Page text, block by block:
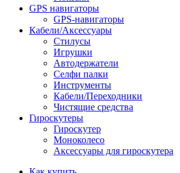
GPS навигаторы
GPS-навигаторы
Кабели/Аксессуары
Стилусы
Игрушки
Автодержатели
Селфи палки
Инструменты
Кабели/Переходники
Чистящие средства
Гироскутеры
Гироскутер
Моноколесо
Аксессуары для гироскутера